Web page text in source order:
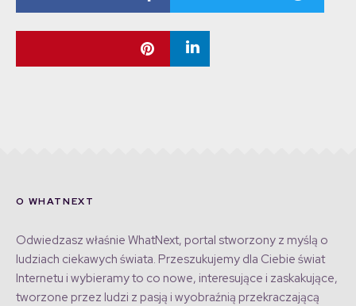
O WHATNEXT
Odwiedzasz właśnie WhatNext, portal stworzony z myślą o
ludziach ciekawych świata. Przeszukujemy dla Ciebie świat
Internetu i wybieramy to co nowe, interesujące i zaskakujące,
tworzone przez ludzi z pasją i wyobraźnią przekraczającą